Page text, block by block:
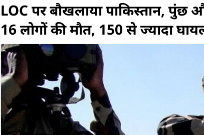
LOC पर बौखलाया पाकिस्‍तान, पुंछ
16 लोगों की मौत, 150 से ज्‍यादा